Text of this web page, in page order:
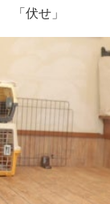
「伏せ」